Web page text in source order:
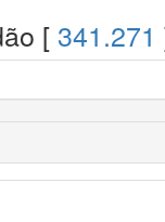
[ 341.271